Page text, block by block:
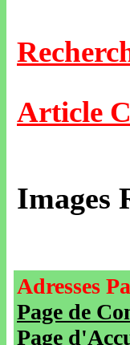
Article
Images
Adresses
Page de
Page